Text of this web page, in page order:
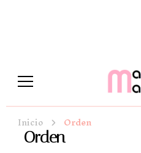
Inicio Orden
Orden